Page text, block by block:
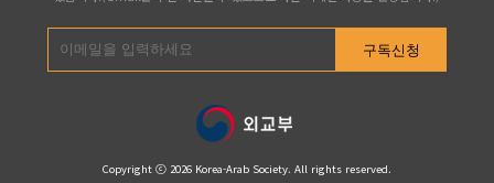
구독신청
Copyright ⓒ 2026 Korea-Arab Society. All rights reserved.